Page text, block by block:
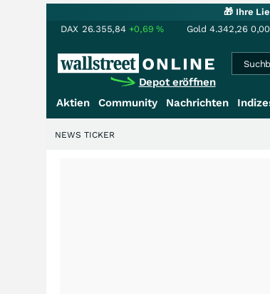
🎁 Ihre
DAX 26.355,84 +0,69% Gold 4.342,26 0,00
Depot eröffnen
Aktien Community Nachrichten
NEWS TICKER